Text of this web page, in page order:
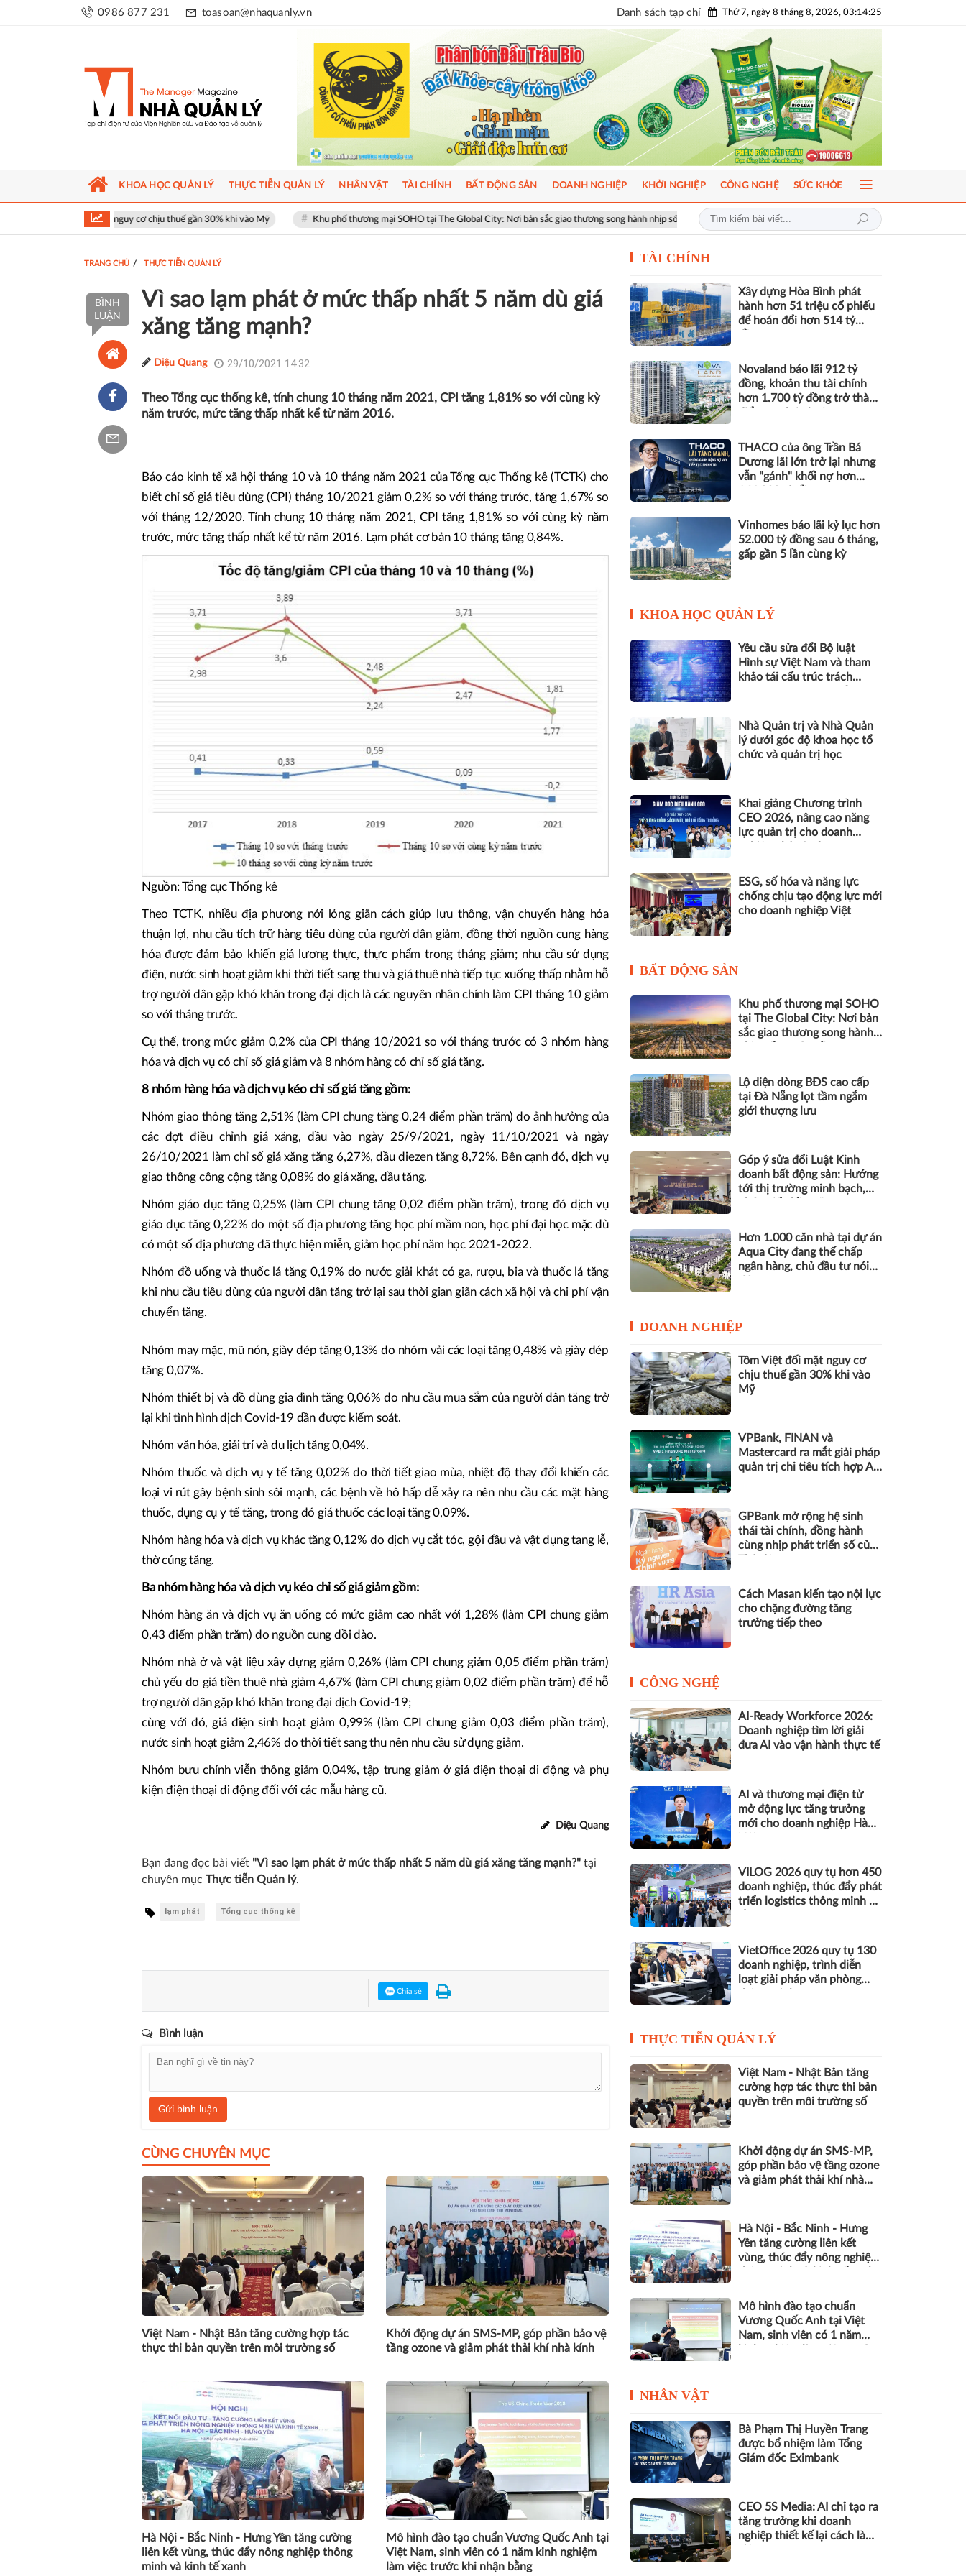
0986 877 231 toasoan@nhaquanly.vn Danh sách tạp chí Thứ 7, ngày 8 tháng 8, 2026, 03:14:26
đối mặt nguy cơ chịu thuế gần 30% khi vào Mỹ Khu phố thương mại SOHO tại The Global City: Nơi bản sắc giao thương song hành nhịp sống toàn cầu ICFM 2026: Đột phá mới trong phát triển Y học bào thai và Di
KHOA HỌC QUẢN LÝ THỰC TIỄN QUẢN LÝ NHÂN VẬT TÀI CHÍNH BẤT ĐỘNG SẢN DOANH NGHIỆP KHỞI NGHIỆP CÔNG NGHỆ SỨC KHỎE
TRANG CHỦ THỰC TIỄN QUẢN LÝ
BÌNH
LUẬN
Vì sao lạm phát ở mức thấp nhất 5 năm dù giá
xăng tăng mạnh?
Diệu Quang 29/10/2021 14:32
Theo Tổng cục thống kê, tính chung 10 tháng năm 2021, CPI tăng 1,81% so với cùng kỳ
năm trước, mức tăng thấp nhất kể từ năm 2016.
Báo cáo kinh tế xã hội tháng 10 và 10 tháng năm 2021 của Tổng cục Thống kê (TCTK) cho
biết chỉ số giá tiêu dùng (CPI) tháng 10/2021 giảm 0,2% so với tháng trước, tăng 1,67% so
với tháng 12/2020. Tính chung 10 tháng năm 2021, CPI tăng 1,81% so với cùng kỳ năm
trước, mức tăng thấp nhất kể từ năm 2016. Lạm phát cơ bản 10 tháng tăng 0,84%.
Nguồn: Tổng cục Thống kê
Theo TCTK, nhiều địa phương nới lỏng giãn cách giúp lưu thông, vận chuyển hàng hóa
thuận lợi, nhu cầu tích trữ hàng tiêu dùng của người dân giảm, đồng thời nguồn cung hàng
hóa được đảm bảo khiến giá lương thực, thực phẩm trong tháng giảm; nhu cầu sử dụng
điện, nước sinh hoạt giảm khi thời tiết sang thu và giá thuê nhà tiếp tục xuống thấp nhằm hỗ
trợ người dân gặp khó khăn trong đại dịch là các nguyên nhân chính làm CPI tháng 10 giảm
so với tháng trước.
Cụ thể, trong mức giảm 0,2% của CPI tháng 10/2021 so với tháng trước có 3 nhóm hàng
hóa và dịch vụ có chỉ số giá giảm và 8 nhóm hàng có chỉ số giá tăng.
8 nhóm hàng hóa và dịch vụ kéo chỉ số giá tăng gồm:
Nhóm giao thông tăng 2,51% (làm CPI chung tăng 0,24 điểm phần trăm) do ảnh hưởng của
các đợt điều chỉnh giá xăng, dầu vào ngày 25/9/2021, ngày 11/10/2021 và ngày
26/10/2021 làm chỉ số giá xăng tăng 6,27%, dầu diezen tăng 8,72%. Bên cạnh đó, dịch vụ
giao thông công cộng tăng 0,08% do giá xăng, dầu tăng.
Nhóm giáo dục tăng 0,25% (làm CPI chung tăng 0,02 điểm phần trăm), trong đó dịch vụ
giáo dục tăng 0,22% do một số địa phương tăng học phí mầm non, học phí đại học mặc dù
có một số địa phương đã thực hiện miễn, giảm học phí năm học 2021-2022.
Nhóm đồ uống và thuốc lá tăng 0,19% do nước giải khát có ga, rượu, bia và thuốc lá tăng
khi nhu cầu tiêu dùng của người dân tăng trở lại sau thời gian giãn cách xã hội và chi phí vận
chuyển tăng.
Nhóm may mặc, mũ nón, giày dép tăng 0,13% do nhóm vải các loại tăng 0,48% và giày dép
tăng 0,07%.
Nhóm thiết bị và đồ dùng gia đình tăng 0,06% do nhu cầu mua sắm của người dân tăng trở
lại khi tình hình dịch Covid-19 dần được kiểm soát.
Nhóm văn hóa, giải trí và du lịch tăng 0,04%.
Nhóm thuốc và dịch vụ y tế tăng 0,02% do thời tiết giao mùa, nhiệt độ thay đổi khiến các
loại vi rút gây bệnh sinh sôi mạnh, các bệnh về hô hấp dễ xảy ra nên nhu cầu các mặt hàng
thuốc, dụng cụ y tế tăng, trong đó giá thuốc các loại tăng 0,09%.
Nhóm hàng hóa và dịch vụ khác tăng 0,12% do dịch vụ cắt tóc, gội đầu và vật dụng tang lễ,
thờ cúng tăng.
Ba nhóm hàng hóa và dịch vụ kéo chỉ số giá giảm gồm:
Nhóm hàng ăn và dịch vụ ăn uống có mức giảm cao nhất với 1,28% (làm CPI chung giảm
0,43 điểm phần trăm) do nguồn cung dồi dào.
Nhóm nhà ở và vật liệu xây dựng giảm 0,26% (làm CPI chung giảm 0,05 điểm phần trăm)
chủ yếu do giá tiền thuê nhà giảm 4,67% (làm CPI chung giảm 0,02 điểm phần trăm) để hỗ
trợ người dân gặp khó khăn trong đại dịch Covid-19;
cùng với đó, giá điện sinh hoạt giảm 0,99% (làm CPI chung giảm 0,03 điểm phần trăm),
nước sinh hoạt giảm 2,46% do thời tiết sang thu nên nhu cầu sử dụng giảm.
Nhóm bưu chính viễn thông giảm 0,04%, tập trung giảm ở giá điện thoại di động và phụ
kiện điện thoại di động đối với các mẫu hàng cũ.
Diệu Quang
Bạn đang đọc bài viết "Vì sao lạm phát ở mức thấp nhất 5 năm dù giá xăng tăng mạnh?" tại
chuyên mục Thực tiễn Quản lý.
lạm phát Tổng cục thống kê
Chia sẻ
Bình luận
Gửi bình luận
CÙNG CHUYÊN MỤC
Việt Nam - Nhật Bản tăng cường hợp tác
thực thi bản quyền trên môi trường số
Khởi động dự án SMS-MP, góp phần bảo vệ
tầng ozone và giảm phát thải khí nhà kính
Hà Nội - Bắc Ninh - Hưng Yên tăng cường
liên kết vùng, thúc đẩy nông nghiệp thông
minh và kinh tế xanh
Mô hình đào tạo chuẩn Vương Quốc Anh tại
Việt Nam, sinh viên có 1 năm kinh nghiệm
làm việc trước khi nhận bằng
TÀI CHÍNH
Xây dựng Hòa Bình phát
hành hơn 51 triệu cổ phiếu
để hoán đổi hơn 514 tỷ
Novaland báo lãi 912 tỷ
đồng, khoản thu tài chính
hơn 1.700 tỷ đồng trở thành
THACO của ông Trần Bá
Dương lãi lớn trở lại nhưng
vẫn "gánh" khối nợ hơn
Vinhomes báo lãi kỷ lục hơn
52.000 tỷ đồng sau 6 tháng,
gấp gần 5 lần cùng kỳ
KHOA HỌC QUẢN LÝ
Yêu cầu sửa đổi Bộ luật
Hình sự Việt Nam và tham
khảo tái cấu trúc trách
nhân tạo
Nhà Quản trị và Nhà Quản
lý dưới góc độ khoa học tổ
chức và quản trị học
Khai giảng Chương trình
CEO 2026, nâng cao năng
lực quản trị cho doanh
ESG, số hóa và năng lực
chống chịu tạo động lực mới
cho doanh nghiệp Việt
BẤT ĐỘNG SẢN
Khu phố thương mại SOHO
tại The Global City: Nơi bản
sắc giao thương song hành
Lộ diện dòng BĐS cao cấp
tại Đà Nẵng lọt tầm ngắm
giới thượng lưu
Góp ý sửa đổi Luật Kinh
doanh bất động sản: Hướng
tới thị trường minh bạch,
Hơn 1.000 căn nhà tại dự án
Aqua City đang thế chấp
ngân hàng, chủ đầu tư nói
DOANH NGHIỆP
Tôm Việt đối mặt nguy cơ
chịu thuế gần 30% khi vào
Mỹ
VPBank, FINAN và
Mastercard ra mắt giải pháp
quản trị chi tiêu tích hợp AI
GPBank mở rộng hệ sinh
thái tài chính, đồng hành
cùng nhịp phát triển số của
Cách Masan kiến tạo nội lực
cho chặng đường tăng
trưởng tiếp theo
CÔNG NGHỆ
AI-Ready Workforce 2026:
Doanh nghiệp tìm lời giải
đưa AI vào vận hành thực tế
AI và thương mại điện tử
mở động lực tăng trưởng
mới cho doanh nghiệp Hà
VILOG 2026 quy tụ hơn 450
doanh nghiệp, thúc đẩy phát
triển logistics thông minh và
VietOffice 2026 quy tụ 130
doanh nghiệp, trình diễn
loạt giải pháp văn phòng
THỰC TIỄN QUẢN LÝ
Việt Nam - Nhật Bản tăng
cường hợp tác thực thi bản
quyền trên môi trường số
Khởi động dự án SMS-MP,
góp phần bảo vệ tầng ozone
và giảm phát thải khí nhà
Hà Nội - Bắc Ninh - Hưng
Yên tăng cường liên kết
vùng, thúc đẩy nông nghiệp
Mô hình đào tạo chuẩn
Vương Quốc Anh tại Việt
Nam, sinh viên có 1 năm
NHÂN VẬT
Bà Phạm Thị Huyền Trang
được bổ nhiệm làm Tổng
Giám đốc Eximbank
CEO 5S Media: AI chỉ tạo ra
tăng trưởng khi doanh
nghiệp thiết kế lại cách làm